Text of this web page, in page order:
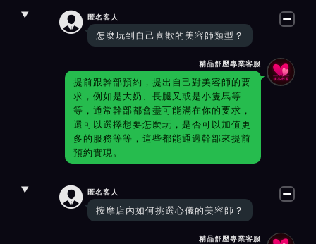
 匿名客人
怎麼玩到自己喜歡的美容師類型？
精品舒壓專業客服
提前跟幹部預約，提出自己對美容師的要
求，例如是大奶、長腿又或是小隻馬等
等，通常幹部都會盡可能滿在你的要求，
還可以選擇想要怎麼玩，是否可以加值更
多的服務等等，這些都能通過幹部來提前
預約實現。
 匿名客人
按摩店內如何挑選心儀的美容師？
精品舒壓專業客服